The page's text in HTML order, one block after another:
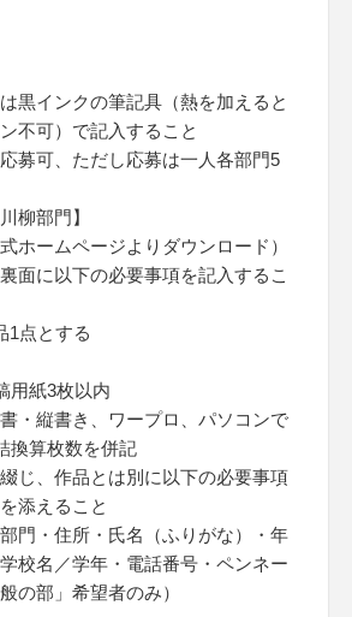
黒インクの筆記具（熱を加えると
不可）で記入すること
募可、ただし応募は一人各部門5
柳部門】
ホームページよりダウンロード）
面に以下の必要事項を記入するこ
1点とする
用紙3枚以内
・縦書き、ワープロ、パソコンで
換算枚数を併記
じ、作品とは別に以下の必要事項
添えること
門・住所・氏名（ふりがな）・年
校名／学年・電話番号・ペンネー
の部」希望者のみ）